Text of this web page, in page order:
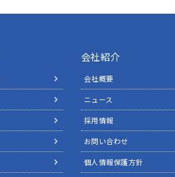
会社紹介
会社概要
ニュース
採用情報
お問い合わせ
個人情報保護方針